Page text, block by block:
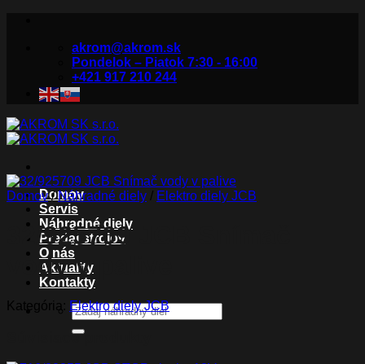
akrom@akrom.sk
Pondelok – Piatok 7:30 - 16:00
+421 917 210 244
Domov
Servis
Náhradné diely
Predaj strojov
O nás
Aktuality
Kontakty
Hľadať:
Domov / Náhradné diely / Elektro diely JCB
32/925709 JCB Snímač
vody v palive
Kategória: Elektro diely JCB
Súvisiace produkty